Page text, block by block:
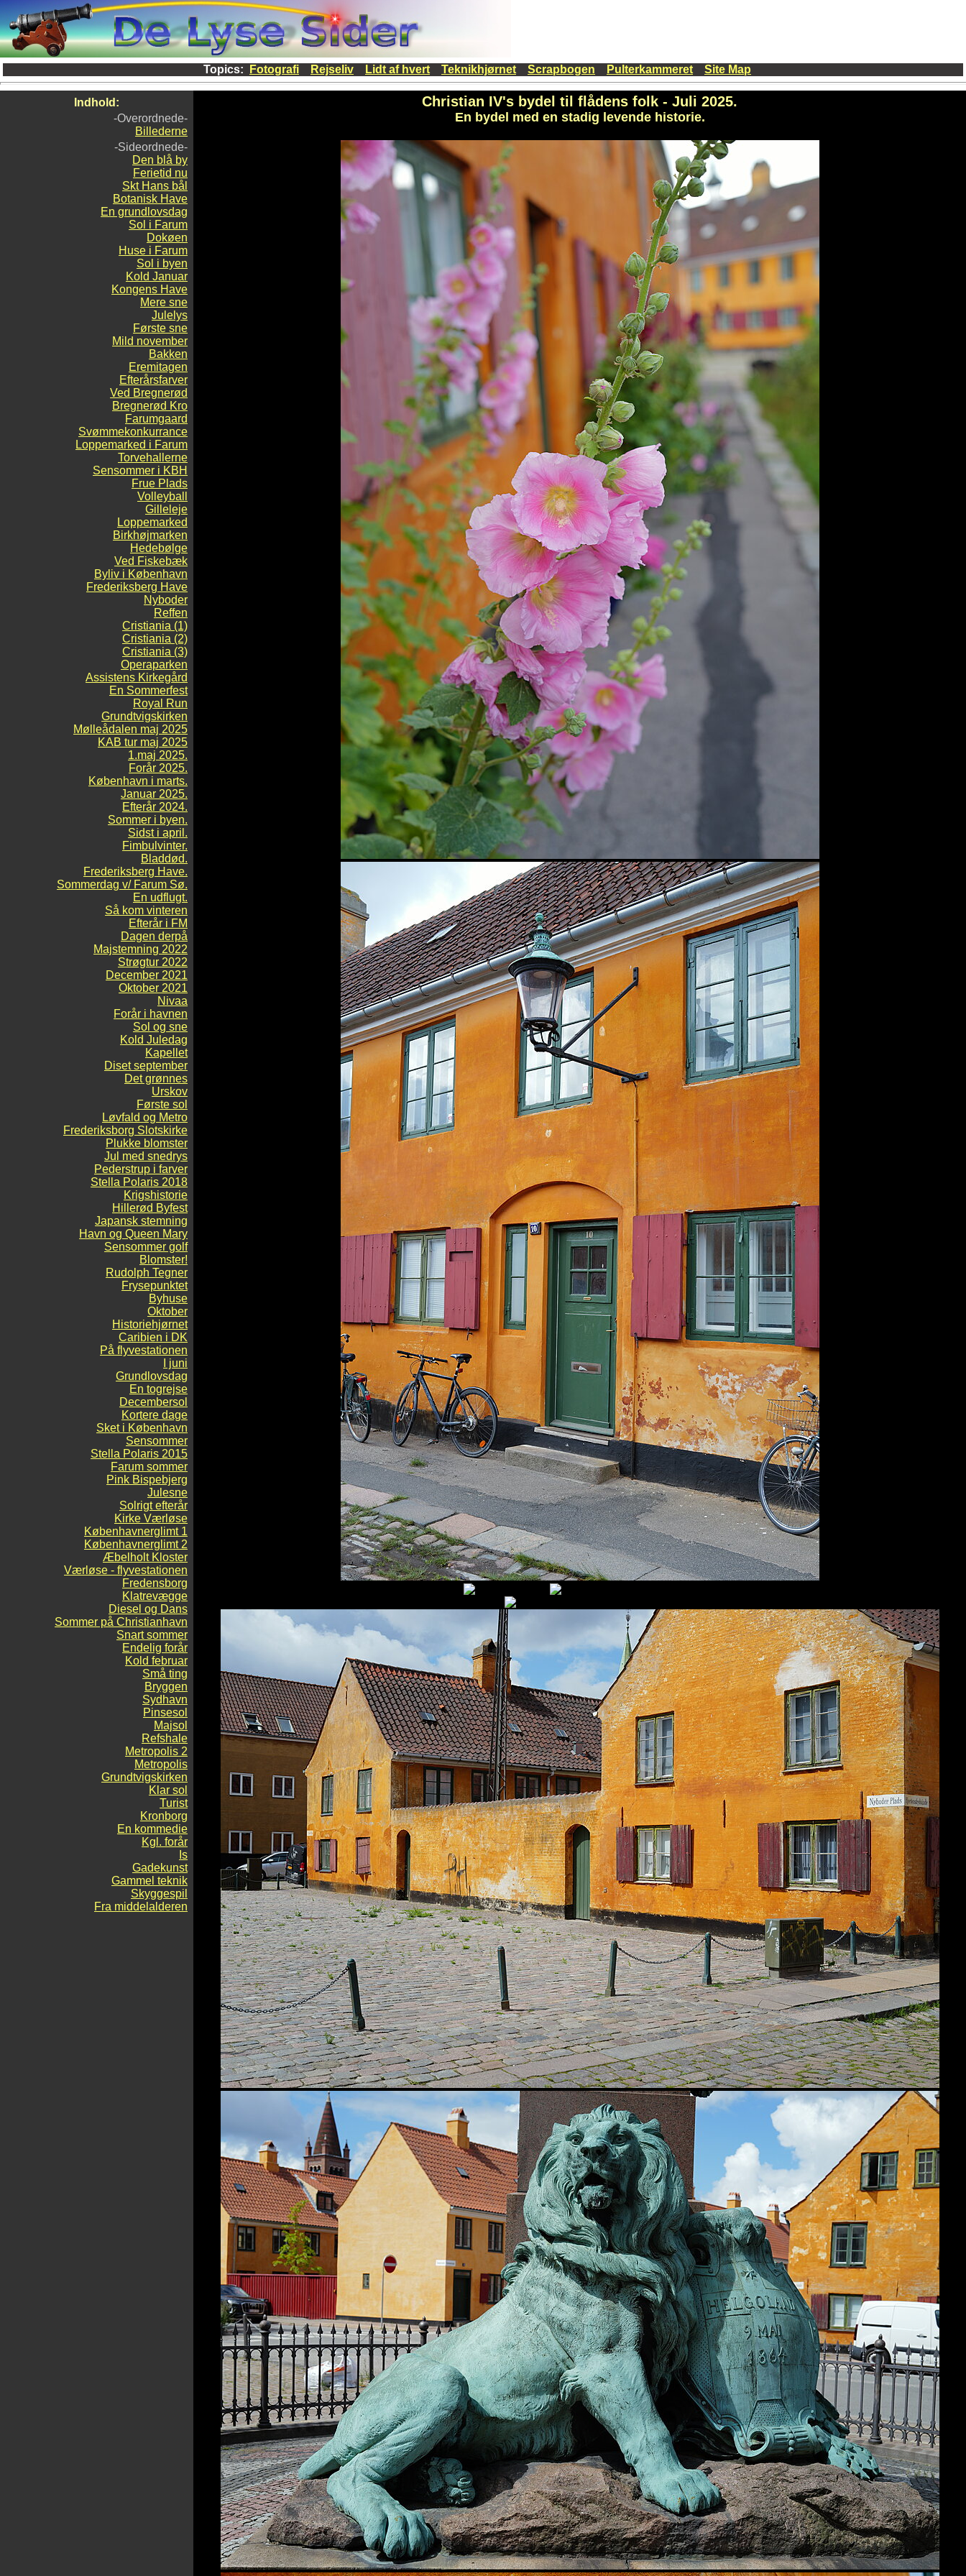
Topics: Fotografi Rejseliv Lidt af hvert Teknikhjørnet Scrapbogen Pulterkammeret Site Map
Indhold:
-Overordnede-
Billederne
-Sideordnede-
Den blå by
Ferietid nu
Skt Hans bål
Botanisk Have
En grundlovsdag
Sol i Farum
Dokøen
Huse i Farum
Sol i byen
Kold Januar
Kongens Have
Mere sne
Julelys
Første sne
Mild november
Bakken
Eremitagen
Efterårsfarver
Ved Bregnerød
Bregnerød Kro
Farumgaard
Svømmekonkurrance
Loppemarked i Farum
Torvehallerne
Sensommer i KBH
Frue Plads
Volleyball
Gilleleje
Loppemarked
Birkhøjmarken
Hedebølge
Ved Fiskebæk
Byliv i København
Frederiksberg Have
Nyboder
Reffen
Cristiania (1)
Cristiania (2)
Cristiania (3)
Operaparken
Assistens Kirkegård
En Sommerfest
Royal Run
Grundtvigskirken
Mølleådalen maj 2025
KAB tur maj 2025
1.maj 2025.
Forår 2025.
København i marts.
Januar 2025.
Efterår 2024.
Sommer i byen.
Sidst i april.
Fimbulvinter.
Bladdød.
Frederiksberg Have.
Sommerdag v/ Farum Sø.
En udflugt.
Så kom vinteren
Efterår i FM
Dagen derpå
Majstemning 2022
Strøgtur 2022
December 2021
Oktober 2021
Nivaa
Forår i havnen
Sol og sne
Kold Juledag
Kapellet
Diset september
Det grønnes
Urskov
Første sol
Løvfald og Metro
Frederiksborg Slotskirke
Plukke blomster
Jul med snedrys
Pederstrup i farver
Stella Polaris 2018
Krigshistorie
Hillerød Byfest
Japansk stemning
Havn og Queen Mary
Sensommer golf
Blomster!
Rudolph Tegner
Frysepunktet
Byhuse
Oktober
Historiehjørnet
Caribien i DK
På flyvestationen
I juni
Grundlovsdag
En togrejse
Decembersol
Kortere dage
Sket i København
Sensommer
Stella Polaris 2015
Farum sommer
Pink Bispebjerg
Julesne
Solrigt efterår
Kirke Værløse
Københavnerglimt 1
Københavnerglimt 2
Æbelholt Kloster
Værløse - flyvestationen
Fredensborg
Klatrevægge
Diesel og Dans
Sommer på Christianhavn
Snart sommer
Endelig forår
Kold februar
Små ting
Bryggen
Sydhavn
Pinsesol
Majsol
Refshale
Metropolis 2
Metropolis
Grundtvigskirken
Klar sol
Turist
Kronborg
En kommedie
Kgl. forår
Is
Gadekunst
Gammel teknik
Skyggespil
Fra middelalderen
Christian IV's bydel til flådens folk - Juli 2025.
En bydel med en stadig levende historie.